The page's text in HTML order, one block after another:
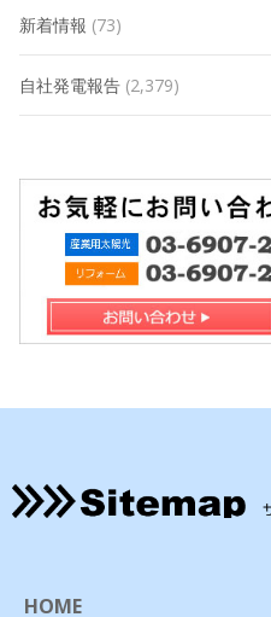
新着情報 (73)
自社発電報告 (2,379)
HOME